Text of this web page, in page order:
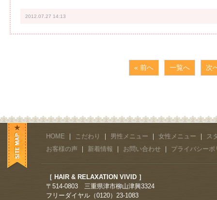
2012.07.27 14:13
« 前へ 一覧へ 次
HOME ｜ こだわり ｜ 男性メニュー ｜ 女性メニュー ｜
ス
お客様の声 ｜ 新着情報 ｜ お問い合わせ ｜ プライバシーポ
［ HAIR & RELAXATION VIVID ］
〒514-0803 三重県津市柳山津興3324
フリーダイヤル（0120）23-1083